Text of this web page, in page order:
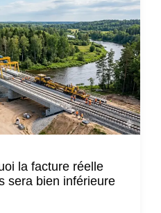
la facture réelle
sera bien inférieure